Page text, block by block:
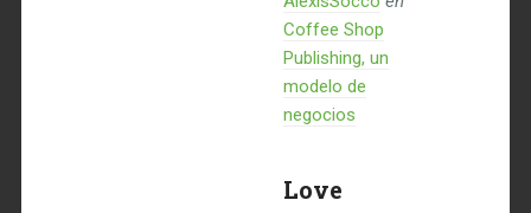
Coffee Shop
Publishing, un
modelo de
negocios
Love